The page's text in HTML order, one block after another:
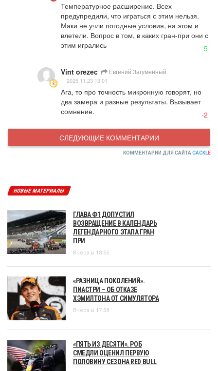
Температурное расширение. Всех
предупредили, что играться с этим нельзя.
Маки не учли погодные условия, на этом и
влетели. Вопрос в том, в каких гран-при они с
этим игрались
5
Vint orezec Евгений Загуменный
2025.11.23 13:01
Ага, то про точность микронную говорят, но
два замера и разные результаты. Вызывает
сомнение.
-2
СЛЕДУЮЩИЕ КОММЕНТАРИИ
КОММЕНТАРИИ ДЛЯ САЙТА CACKLE
НОВЫЕ МАТЕРИАЛЫ
ГЛАВА Ф1 ДОПУСТИЛ
ВОЗВРАЩЕНИЕ В КАЛЕНДАРЬ
ЛЕГЕНДАРНОГО ЭТАПА ГРАН
ПРИ
Вчера в 18:55
«РАЗНИЦА ПОКОЛЕНИЙ».
ПИАСТРИ – ОБ ОТКАЗЕ
ХЭМИЛТОНА ОТ СИМУЛЯТОРА
Вчера в 17:58
«ПЯТЬ ИЗ ДЕСЯТИ». РОБ
СМЕДЛИ ОЦЕНИЛ ПЕРВУЮ
ПОЛОВИНУ СЕЗОНА RED BULL